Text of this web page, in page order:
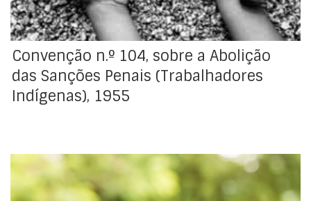
Convenção n.º 104, sobre a Abolição
das Sanções Penais (Trabalhadores
Indígenas), 1955